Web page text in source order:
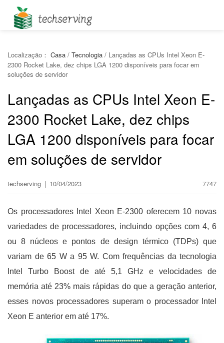
Localização： Casa / Tecnologia / Lançadas as CPUs Intel Xeon E-
2300 Rocket Lake, dez chips LGA 1200 disponíveis para focar em
soluções de servidor
Lançadas as CPUs Intel Xeon E-
2300 Rocket Lake, dez chips
LGA 1200 disponíveis para focar
em soluções de servidor
techserving | 10/04/2023 7747
Os processadores Intel Xeon E-2300 oferecem 10 novas
variedades de processadores, incluindo opções com 4, 6
ou 8 núcleos e pontos de design térmico (TDPs) que
variam de 65 W a 95 W. Com frequências da tecnologia
Intel Turbo Boost de até 5,1 GHz e velocidades de
memória até 23% mais rápidas do que a geração anterior,
esses novos processadores superam o processador Intel
Xeon E anterior em até 17%.